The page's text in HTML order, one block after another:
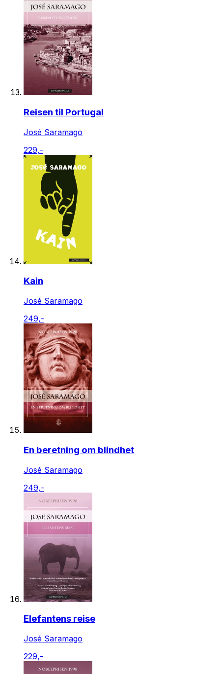
Reisen til Portugal
José Saramago
229,-
Kain
José Saramago
249,-
En beretning om blindhet
José Saramago
249,-
Elefantens reise
José Saramago
229,-